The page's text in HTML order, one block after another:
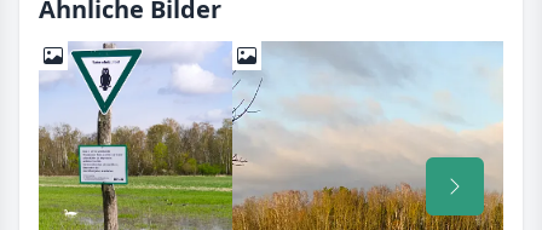
Ähnliche Bilder